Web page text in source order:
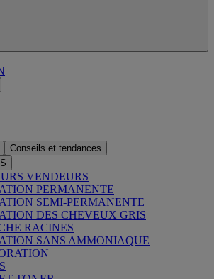
Conseils et tendances
VENDEURS
PERMANENTE
SEMI-PERMANENTE
DES CHEVEUX GRIS
RACINES
SANS AMMONIAQUE